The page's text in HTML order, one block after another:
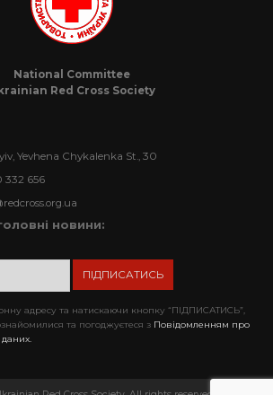
National Committee
Red Cross Society
Yevhena Chykalenka St., 30
332 656
новини:
адресу та натискаючи кнопку “ПІДПИСАТИСЬ”,
та погоджуєтеся з Повідомленням про